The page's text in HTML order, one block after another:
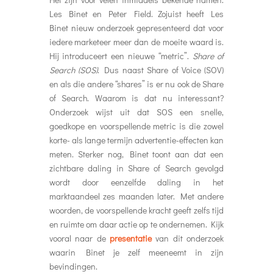
Les Binet en Peter Field. Zojuist heeft Les
Binet nieuw onderzoek gepresenteerd dat voor
iedere marketeer meer dan de moeite waard is.
Hij introduceert een nieuwe “metric”. Share of
Search (SOS). Dus naast Share of Voice (SOV)
en als die andere “shares” is er nu ook de Share
of Search. Waarom is dat nu interessant?
Onderzoek wijst uit dat SOS een snelle,
goedkope en voorspellende metric is die zowel
korte- als lange termijn advertentie-effecten kan
meten. Sterker nog, Binet toont aan dat een
zichtbare daling in Share of Search gevolgd
wordt door eenzelfde daling in het
marktaandeel zes maanden later. Met andere
woorden, de voorspellende kracht geeft zelfs tijd
en ruimte om daar actie op te ondernemen. Kijk
vooral naar de presentatievan dit onderzoek
waarin Binet je zelf meeneemt in zijn
bevindingen.